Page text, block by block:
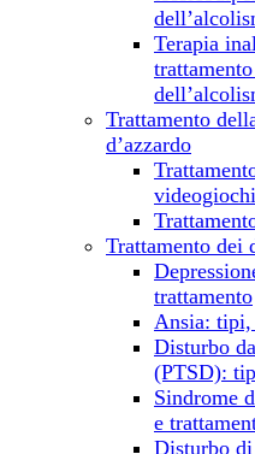
Terapia
Trattamento
d’azzardo
videogiochi
Trattamento dei
trattamento
Ansia: tipi,
Disturbo
(PTSD):
Sindrome
e
Disturbo